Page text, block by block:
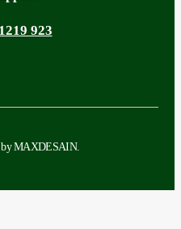
923
MAXDESAIN.